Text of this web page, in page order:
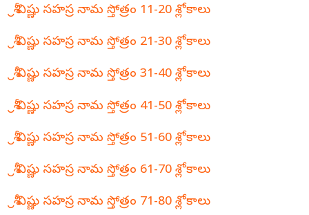
శ్రీ విష్ణు సహస్ర నామ స్తోత్రం 11-20 శ్లోకాలు
శ్రీ విష్ణు సహస్ర నామ స్తోత్రం 21-30 శ్లోకాలు
శ్రీ విష్ణు సహస్ర నామ స్తోత్రం 31-40 శ్లోకాలు
శ్రీ విష్ణు సహస్ర నామ స్తోత్రం 41-50 శ్లోకాలు
శ్రీ విష్ణు సహస్ర నామ స్తోత్రం 51-60 శ్లోకాలు
శ్రీ విష్ణు సహస్ర నామ స్తోత్రం 61-70 శ్లోకాలు
శ్రీ విష్ణు సహస్ర నామ స్తోత్రం 71-80 శ్లోకాలు